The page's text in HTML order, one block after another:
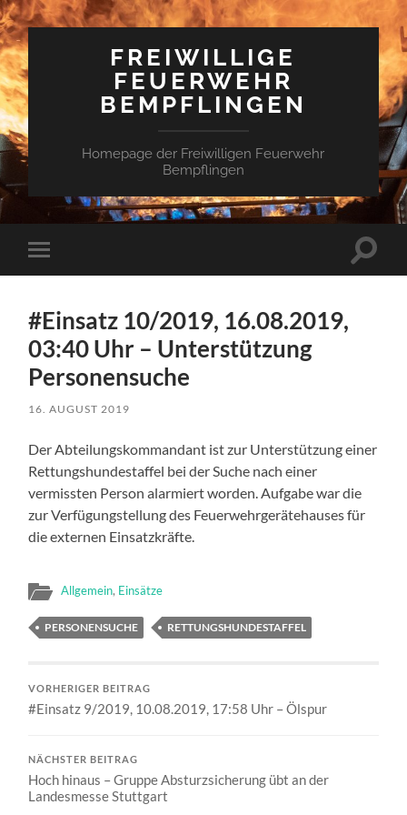
FREIWILLIGE
FEUERWEHR
BEMPFLINGEN
Homepage der Freiwilligen Feuerwehr
Bempflingen
Mobile-
Menü
#Einsatz 10/2019, 16.08.2019,
03:40 Uhr – Unterstützung
Personensuche
16. AUGUST 2019
Der Abteilungskommandant ist zur Unterstützung einer
Rettungshundestaffel bei der Suche nach einer
vermissten Person alarmiert worden. Aufgabe war die
zur Verfügungstellung des Feuerwehrgerätehauses für
die externen Einsatzkräfte.
Allgemein, Einsätze
PERSONENSUCHE RETTUNGSHUNDESTAFFEL
VORHERIGER BEITRAG
#Einsatz 9/2019, 10.08.2019, 17:58 Uhr – Ölspur
NÄCHSTER BEITRAG
Hoch hinaus – Gruppe Absturzsicherung übt an der
Landesmesse Stuttgart